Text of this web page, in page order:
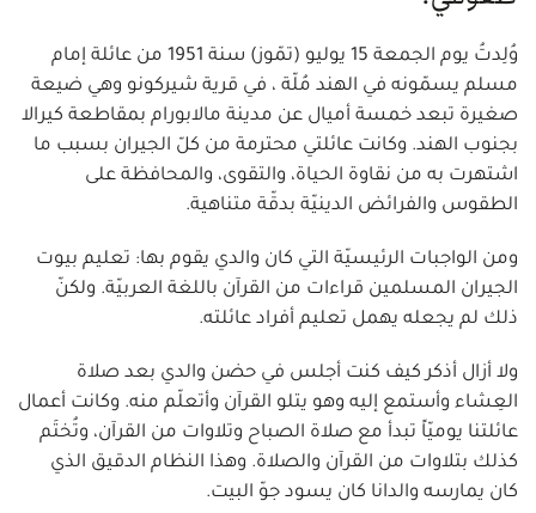
وُلِدتُ يوم الجمعة 15 يوليو (تمّوز) سنة 1951 من عائلة إمام
مسلم يسمّونه في الهند مُلّة ، في قرية شيركونو وهي ضيعة
صغيرة تبعد خمسة أميال عن مدينة مالابورام بمقاطعة كيرالا
بجنوب الهند. وكانت عائلتي محترمة من كلّ الجيران بسبب ما
اشتهرت به من نقاوة الحياة، والتقوى، والمحافظة على
الطقوس والفرائض الدينيّة بدقّة متناهية.
ومن الواجبات الرئيسيّة التي كان والدي يقوم بها: تعليم بيوت
الجيران المسلمين قراءات من القرآن باللغة العربيّة. ولكنّ
ذلك لم يجعله يهمل تعليم أفراد عائلته.
ولا أزال أذكر كيف كنت أجلس في حضن والدي بعد صلاة
العِشاء وأستمع إليه وهو يتلو القرآن وأتعلّم منه. وكانت أعمال
عائلتنا يوميّاً تبدأ مع صلاة الصباح وتلاوات من القرآن، وتُختَم
كذلك بتلاوات من القرآن والصلاة. وهذا النظام الدقيق الذي
كان يمارسه والدانا كان يسود جوّ البيت.